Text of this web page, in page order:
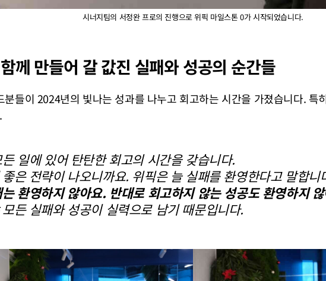
시너지팀의 서정완 프로의 진행으로 위픽 마일스톤 0가 시작되었습니다.
께 만들어 갈 값진 실패와 성공의 순간들
분들이 2024년의 빛나는 성과를 나누고 회고하는 시간을 가졌습니다. 특
일에 있어 탄탄한 회고의 시간을 갖습니다.
은 전략이 나오니까요. 위픽은 늘 실패를 환영한다고 말합
환영하지 않아요. 반대로 회고하지 않는 성공도 환영하지
든 실패와 성공이 실력으로 남기 때문입니다.